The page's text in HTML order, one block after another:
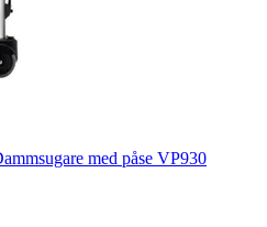
med påse VP930